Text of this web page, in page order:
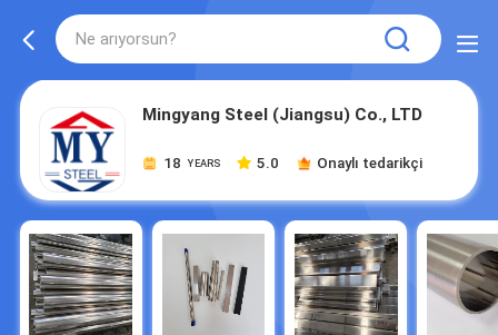
Mingyang Steel (Jiangsu) Co., LTD
18 YEARS 5.0 Onaylı tedarikçi